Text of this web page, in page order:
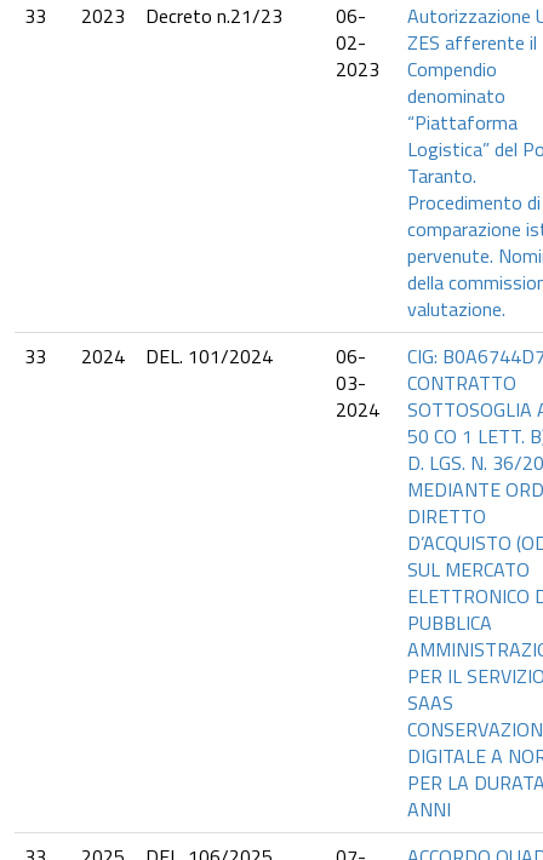
33
2023 Decreto n.21/23
06-
02-
2023
Autorizzazione
ZES afferente il
Compendio
denominato
“Piattaforma
Logistica” del
Taranto.
Procedimento di
comparazione
pervenute.
della
valutazione.
33
2024 DEL. 101/2024
06-
03-
2024
CIG:
CONTRATTO
SOTTOSOGLIA
50 CO 1 LETT.
D. LGS. N. 36/
MEDIANTE
DIRETTO
D’ACQUISTO
SUL MERCATO
ELETTRONICO
PUBBLICA
PER IL
SAAS
DIGITALE A
PER LA
ANNI